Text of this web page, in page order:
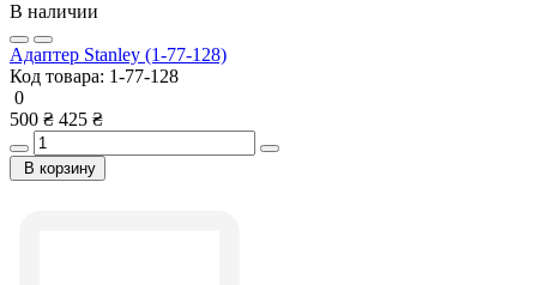
В наличии
Адаптер Stanley (1-77-128)
Код товара: 1-77-128
0
500 ₴ 425 ₴
В корзину